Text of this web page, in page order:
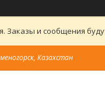
и сообщения
Казахстан